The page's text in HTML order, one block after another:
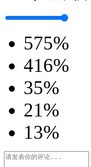
575%
416%
35%
21%
13%